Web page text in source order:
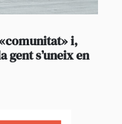
i,
gent s’uneix en